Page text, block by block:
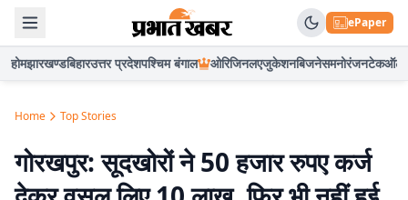
ePaper
होमझारखण्डबिहारउत्तर प्रदेशपश्चिम बंगाल ओरिजिनलएजुकेशनबिजनेसमनोरंजनटेकऑटो
Home Top Stories
गोरखपुर: सूदखोरों ने 50 हजार रुपए कर्ज